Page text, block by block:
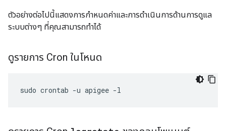
ตัวอย่างต่อไปนี้แสดงการกำหนดค่าและการดำเนินการด้านการดูแล
ระบบต่างๆ ที่คุณสามารถทำได้
ดูรายการ Cron ในโหนด
sudo crontab -u apigee -l